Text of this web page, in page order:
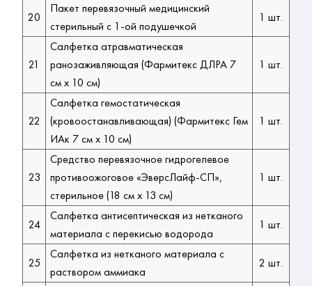
20
Пакет перевязочный медицинский
стерильный с 1-ой подушечкой
1 шт.
21
Салфетка атравматическая
ранозаживляющая (Фармитекс ДЛРА 7
см х 10 см)
1 шт.
22
Салфетка гемостатическая
(кровоостанавливающая) (Фармитекс Гем
ИАк 7 см х 10 см)
1 шт.
23
Средство перевязочное гидрогелевое
противоожоговое «ЭверсЛайф-СП»,
стерильное (18 см х 13 см)
1 шт.
24
Салфетка антисептическая из нетканого
материала с перекисью водорода
1 шт.
25
Салфетка из нетканого материала с
раствором аммиака
2 шт.